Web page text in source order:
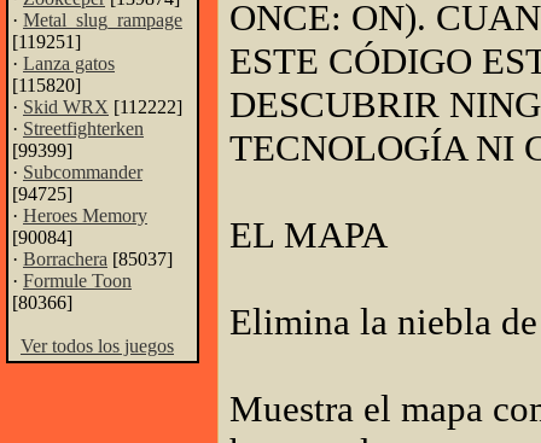
· Metal_slug_rampage
[119251]
· Lanza gatos
[115820]
· Skid WRX [112222]
· Streetfighterken
[99399]
· Subcommander
[94725]
· Heroes Memory
[90084]
· Borrachera [85037]
· Formule Toon
[80366]
Ver todos los juegos
ONCE: ON).
ESTE CÓDIGO
DESCUBRIR
TECNOLOGÍA NI
EL MAPA
Elimina la niebla
Muestra el mapa